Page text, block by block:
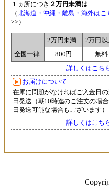
１ヵ所につき ２万円未満は
（北海道・沖縄・離島・海外はこ
>>）
2万円未満
2万円以
全国一律
800円
無料
詳しくはこち
お届けについて
在庫に問題がなければご入金日の
日発送（朝10時迄のご注文の場合
日発送可能な場合もございます）
詳しくはこち